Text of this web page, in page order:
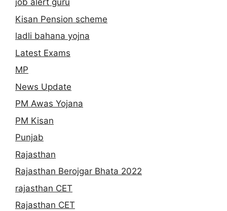
job alert guru
Kisan Pension scheme
ladli bahana yojna
Latest Exams
MP
News Update
PM Awas Yojana
PM Kisan
Punjab
Rajasthan
Rajasthan Berojgar Bhata 2022
rajasthan CET
Rajasthan CET